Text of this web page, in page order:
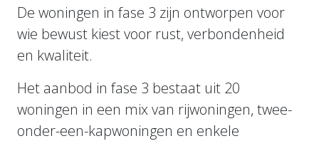
De woningen in fase 3 zijn ontworpen voor
wie bewust kiest voor rust, verbondenheid
en kwaliteit.
Het aanbod in fase 3 bestaat uit 20
woningen in een mix van rijwoningen, twee-
onder-een-kapwoningen en enkele